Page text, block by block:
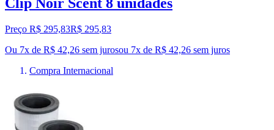
Preço R$ 295,83R$ 295,83
Ou 7x de R$ 42,26 sem jurosou 7x de R$ 42,26 sem juros
Compra Internacional